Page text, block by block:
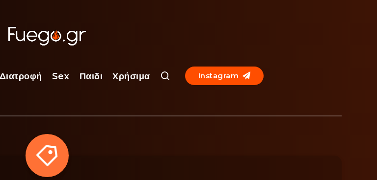
Διατροφή Sex Παιδι Χρήσιμα Instagram